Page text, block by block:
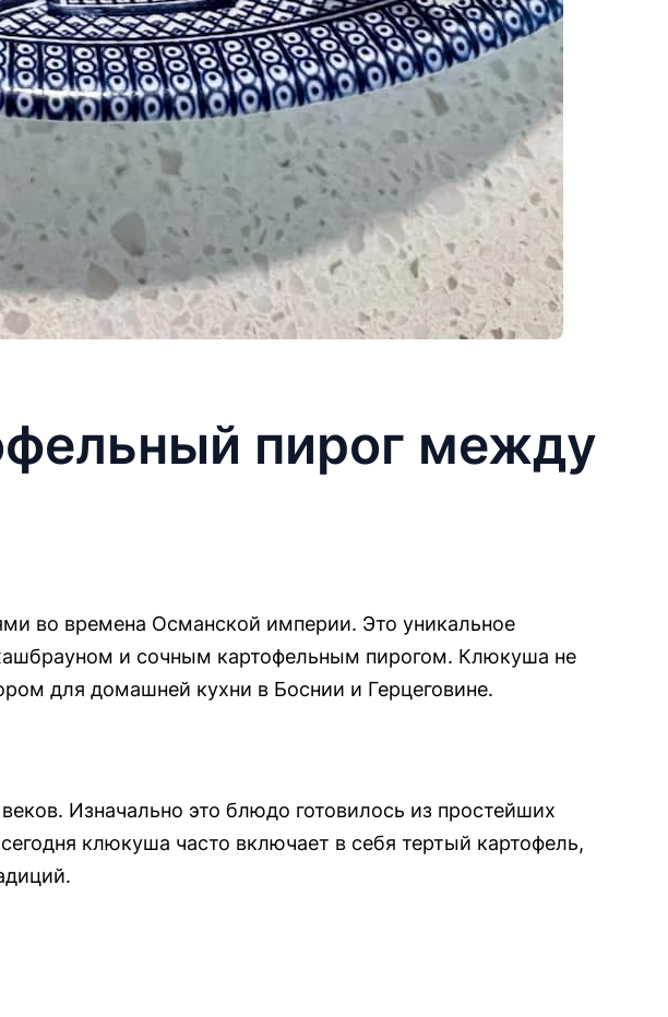
пирог между
во времена Османской империи. Это уникальное
и сочным картофельным пирогом. Клюкуша не
для домашней кухни в Боснии и Герцеговине.
Изначально это блюдо готовилось из простейших
клюкуша часто включает в себя тертый картофель,